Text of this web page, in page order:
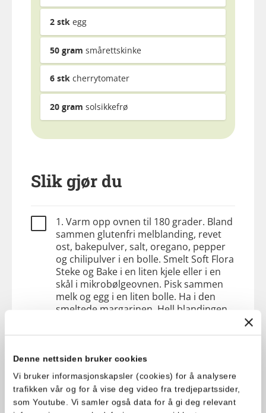
Denne nettsiden bruker cookies
Vi bruker informasjonskapsler (cookies) for å analysere
trafikken vår og for å vise deg video fra tredjepartssider,
som Youtube. Vi samler også data for å gi deg relevant
2 stk egg
50 gram smårettskinke
6 stk cherrytomater
20 gram solsikkefrø
Slik gjør du
1. Varm opp ovnen til 180 grader. Bland
sammen glutenfri melblanding, revet
ost, bakepulver, salt, oregano, pepper
og chilipulver i en bolle. Smelt Soft Flora
Steke og Bake i en liten kjele eller i en
skål i mikrobølgeovnen. Pisk sammen
melk og egg i en liten bolle. Ha i den
smeltede margarinen. Hell blandingen
muffinsformene. Del cherrytomatene i
to og ha to halve tomater i hver
muffinsform. Dryss solsikkefrø over
muffinsformene og stek i ovnen på
midterste rille i 20 minutter.